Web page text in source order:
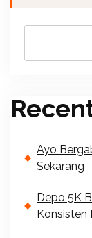
Ayo
Sekarang
Depo 5K
Konsisten